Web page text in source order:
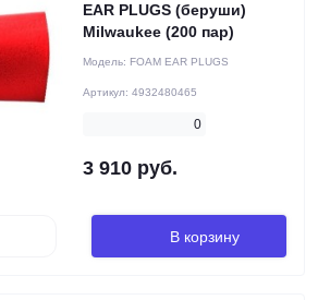
EAR PLUGS (беруши)
Milwaukee (200 пар)
Модель: FOAM EAR PLUGS
Артикул: 4932480465
0
3 910 руб.
В корзину